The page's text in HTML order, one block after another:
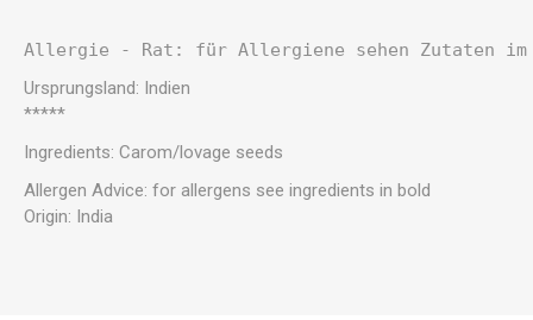
Allergie - Rat: für Allergiene sehen Zutaten im
Ursprungsland: Indien
*****
Ingredients: Carom/lovage seeds
Allergen Advice: for allergens see ingredients in bold
Origin: India